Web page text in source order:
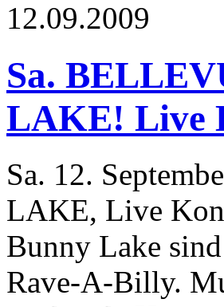
12.09.2009
Sa.
LAKE! Live
Sa. 12.
LAKE, Live
Bunny Lake
Rave-A-Billy.